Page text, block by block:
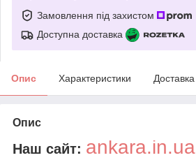
Замовлення під захистом
Доступна доставка
Опис Характеристики Доставка
Опис
Наш сайт: ankara.in.ua